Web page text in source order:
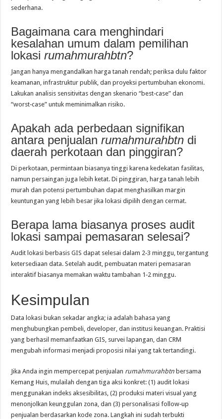
sederhana.
Bagaimana cara menghindari
kesalahan umum dalam pemilihan
lokasirumahmurahbtn?
Jangan hanya mengandalkan harga tanah rendah; periksa dulu faktor
keamanan, infrastruktur publik, dan proyeksi pertumbuhan ekonomi.
Lakukan analisis sensitivitas dengan skenario “best‑case” dan
“worst‑case” untuk meminimalkan risiko.
Apakah ada perbedaan signifikan
antara penjualanrumahmurahbtn di
daerah perkotaan dan pinggiran?
Di perkotaan, permintaan biasanya tinggi karena kedekatan fasilitas,
namun persaingan juga lebih ketat. Di pinggiran, harga tanah lebih
murah dan potensi pertumbuhan dapat menghasilkan margin
keuntungan yang lebih besar jika lokasi dipilih dengan cermat.
Berapa lama biasanya proses audit
lokasi sampai pemasaran selesai?
Audit lokasi berbasis GIS dapat selesai dalam 2‑3 minggu, tergantung
ketersediaan data. Setelah audit, pembuatan materi pemasaran
interaktif biasanya memakan waktu tambahan 1‑2 minggu.
Kesimpulan
Data lokasi bukan sekadar angka; ia adalah bahasa yang
menghubungkan pembeli, developer, dan institusi keuangan. Praktisi
yang berhasil memanfaatkan GIS, survei lapangan, dan CRM
mengubah informasi menjadi proposisi nilai yang tak tertandingi.
Jika Anda ingin mempercepat penjualan rumahmurahbtn bersama
Kemang Huis, mulailah dengan tiga aksi konkret: (1) audit lokasi
menggunakan indeks aksesibilitas, (2) produksi materi visual yang
menonjolkan keunggulan zona, dan (3) personalisasi follow‑up
penjualan berdasarkan kode zona. Langkah ini sudah terbukti